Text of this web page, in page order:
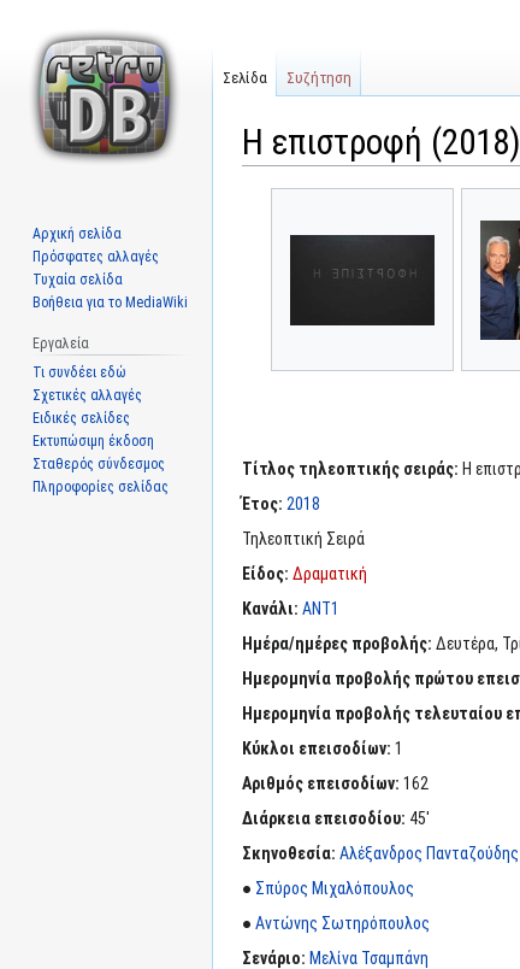
Η επιστροφή (2018)
Τίτλος τηλεοπτικής σειράς: Η
Έτος: 2018
Τηλεοπτική Σειρά
Είδος: Δραματική
Κανάλι: ΑΝΤ1
Ημέρα/ημέρες προβολής: Δευτέρα,
Ημερομηνία προβολής πρώτου
Ημερομηνία προβολής τελευταίου
Κύκλοι επεισοδίων: 1
Αριθμός επεισοδίων: 162
Διάρκεια επεισοδίου: 45'
Σκηνοθεσία: Αλέξανδρος Πανταζούδης
● Σπύρος Μιχαλόπουλος
● Αντώνης Σωτηρόπουλος
Σενάριο: Μελίνα Τσαμπάνη
Σελίδα Συζήτηση
Αρχική σελίδα
Πρόσφατες αλλαγές
Τυχαία σελίδα
Βοήθεια για το MediaWiki
Εργαλεία
Τι συνδέει εδώ
Σχετικές αλλαγές
Ειδικές σελίδες
Εκτυπώσιμη έκδοση
Σταθερός σύνδεσμος
Πληροφορίες σελίδας